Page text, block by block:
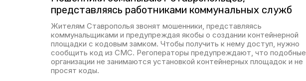
представляясь работниками коммунальных служб
Жителям Ставрополья звонят мошенники, представляясь
коммунальщиками и предупреждая якобы о создании контейнерной
площадки с кодовым замком. Чтобы получить к нему доступ, нужно
сообщить код из СМС. Регоператоры предупреждают, что подобные
организации не занимаются установкой контейнерных площадок и не
просят коды.